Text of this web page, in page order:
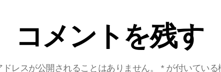
コメントを残す
レスが公開されることはありません。 *が付いている